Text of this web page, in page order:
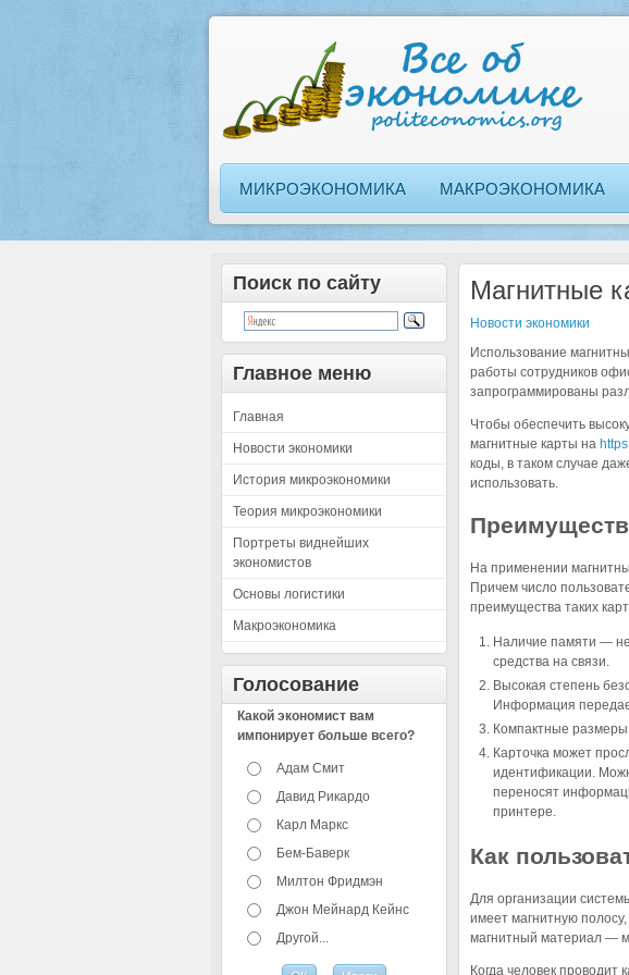
МИКРОЭКОНОМИКА МАКРОЭКОНОМИКА
Поиск по сайту
Главное меню
Главная
Новости экономики
История микроэкономики
Теория микроэкономики
Портреты виднейших
экономистов
Основы логистики
Макроэкономика
Голосование
Какой экономист вам
импонирует больше всего?
Адам Смит
Давид Рикардо
Карл Маркс
Бем-Баверк
Милтон Фридмэн
Джон Мейнард Кейнс
Другой...
Магнитные
Новости экономики
Использование
работы сотрудников
запрограммированы
Чтобы обеспечить
магнитные карты на
коды, в таком случае
использовать.
На применении
Причем число
преимущества таких
Наличие памяти — не
средства на связи.
Высокая степень
Информация
Компактные
Карточка может
идентификации.
переносят
принтере.
Как
Для организации
имеет магнитную
магнитный материал —
Когда человек